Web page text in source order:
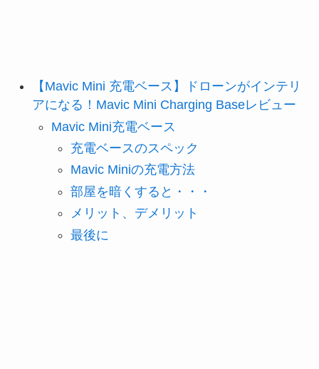
【Mavic Mini 充電ベース】ドローンがインテリ
アになる！Mavic Mini Charging Baseレビュー
Mavic Mini充電ベース
充電ベースのスペック
Mavic Miniの充電方法
部屋を暗くすると・・・
メリット、デメリット
最後に